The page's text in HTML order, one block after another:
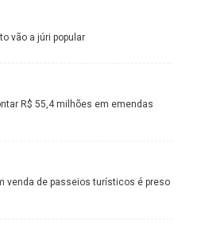
vão a júri popular
R$ 55,4 milhões em emendas
venda de passeios turísticos é preso